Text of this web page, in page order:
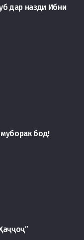
дар назди Ибни
бод!